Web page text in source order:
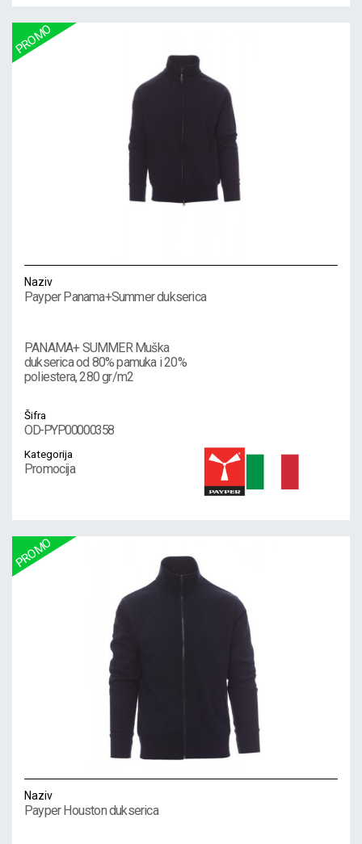
Naziv
Payper Panama+Summer dukserica
PANAMA+ SUMMER Muška
dukserica od 80% pamuka i 20%
poliestera, 280 gr/m2
Šifra
OD-PYP00000358
Kategorija
Promocija
Naziv
Payper Houston dukserica